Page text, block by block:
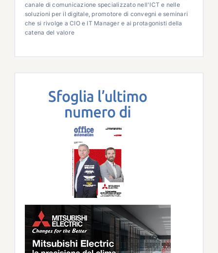
canale di comunicazione specializzato nell'ICT e nelle
soluzioni per il digitale, promotore di convegni e seminari
che si rivolge a CIO e IT Manager e ai protagonisti della
catena del valore